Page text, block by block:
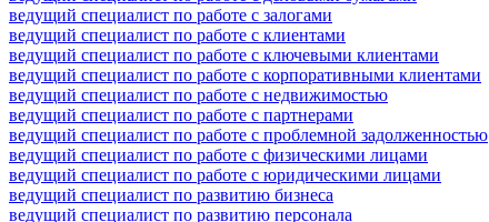
ведущий специалист по работе с залогами
ведущий специалист по работе с клиентами
ведущий специалист по работе с ключевыми клиентами
ведущий специалист по работе с корпоративными клиентами
ведущий специалист по работе с недвижимостью
ведущий специалист по работе с партнерами
ведущий специалист по работе с проблемной задолженностью
ведущий специалист по работе с физическими лицами
ведущий специалист по работе с юридическими лицами
ведущий специалист по развитию бизнеса
ведущий специалист по развитию персонала